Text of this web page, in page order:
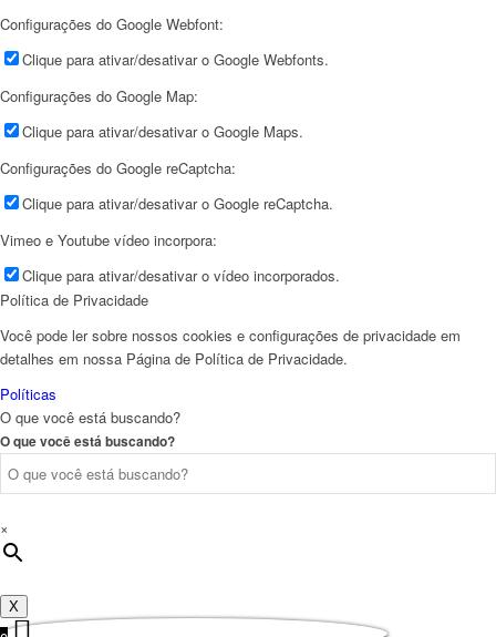
Configurações do Google Webfont:
Clique para ativar/desativar o Google Webfonts.
Configurações do Google Map:
Clique para ativar/desativar o Google Maps.
Configurações do Google reCaptcha:
Clique para ativar/desativar o Google reCaptcha.
Vimeo e Youtube vídeo incorpora:
Clique para ativar/desativar o vídeo incorporados.
Política de Privacidade
Você pode ler sobre nossos cookies e configurações de privacidade em
detalhes em nossa Página de Política de Privacidade.
Políticas
O que você está buscando?
O que você está buscando?
×
X